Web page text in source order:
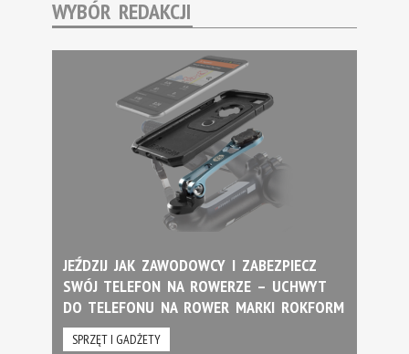
WYBÓR REDAKCJI
JEŹDZIJ JAK ZAWODOWCY I ZABEZPIECZ
SWÓJ TELEFON NA ROWERZE – UCHWYT
DO TELEFONU NA ROWER MARKI ROKFORM
SPRZĘT I GADŻETY